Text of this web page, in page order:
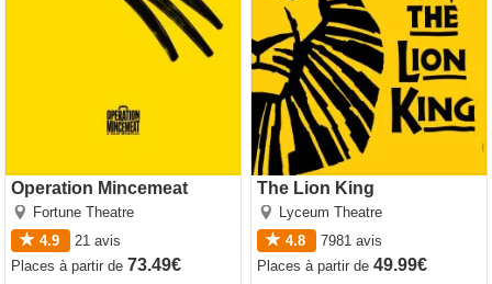
Operation Mincemeat
Fortune Theatre
4.9
21 avis
Placesà partir de 73.49€
The Lion King
Lyceum Theatre
4.8
7981 avis
Placesà partir de49.99€